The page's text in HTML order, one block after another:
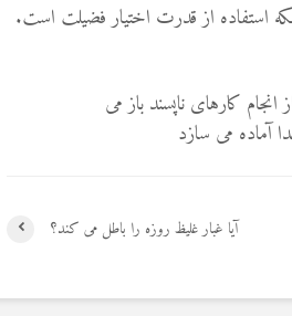
استفاده از قدرت اختیار فضیلت است.
کارهای ناپسند باز می
آماده می سازد
آیا غبار غلیظ روزه را باطل می کند؟